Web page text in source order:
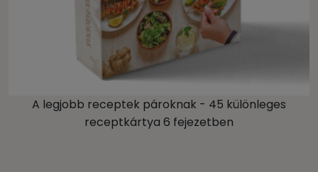
A legjobb receptek pároknak - 45 különleges
receptkártya 6 fejezetben